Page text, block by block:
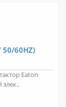
50/60HZ)
Eaton